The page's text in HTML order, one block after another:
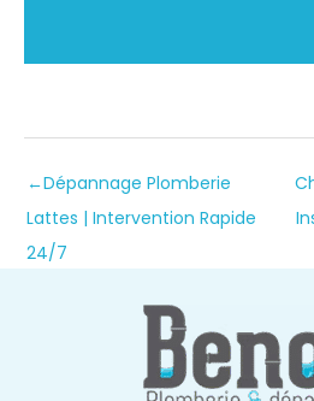
←Dépannage Plomberie
Lattes | Intervention Rapide
24/7